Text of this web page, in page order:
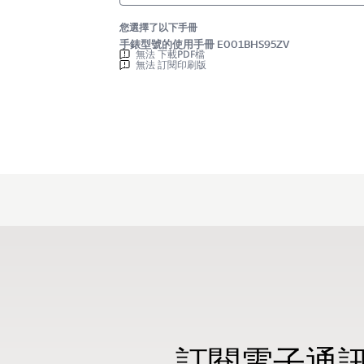
您選擇了以下手冊
手錶型號的使用手冊 E001BHS95ZV
無法 下載PDF檔
無法 訂閱印刷版